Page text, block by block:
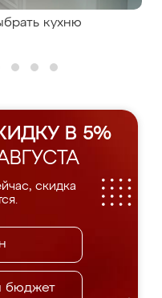
кухню
В 5%
скидка
бюджет